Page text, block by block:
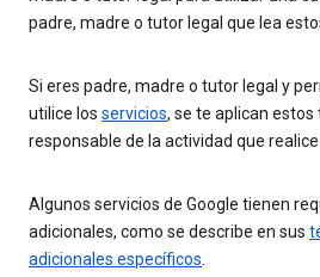
padre, madre o tutor legal que lea
Si eres padre, madre o tutor legal y
utilice los servicios, se te aplican
responsable de la actividad que
Algunos servicios de Google tienen
adicionales, como se describe en sus
adicionales específicos.